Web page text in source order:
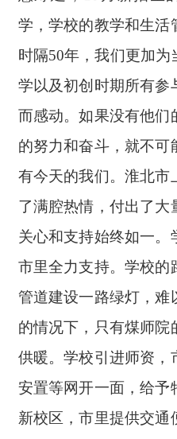
学，学校的教学和生活
时隔50年，我们更加
学以及初创时期所有参
而感动。如果没有他们
的努力和奋斗，就不可
有今天的我们。淮北市
了满腔热情，付出了大
关心和支持始终如一。
市里全力支持。学校的
管道建设一路绿灯，难
的情况下，只有煤师院
供暖。学校引进师资，
安置等网开一面，给予
新校区，市里提供交通